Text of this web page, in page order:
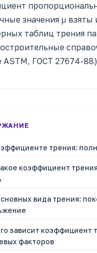
значения μ взяты
таблиц трения
ASTM, ГОСТ 27674-
трения:
коэффициент
вида трения:
зависит коэффициент
факторов